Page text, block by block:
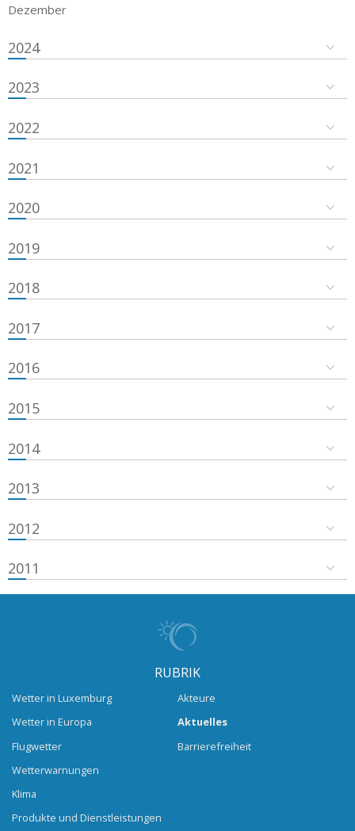
Dezember
2024
2023
2022
2021
2020
2019
2018
2017
2016
2015
2014
2013
2012
2011
RUBRIK
Wetter in Luxemburg
Wetter in Europa
Flugwetter
Wetterwarnungen
Klima
Produkte und Dienstleistungen
Akteure
Aktuelles
Barrierefreiheit